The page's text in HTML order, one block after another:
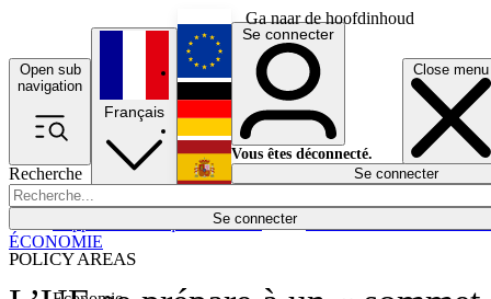
Ga naar de hoofdinhoud
Open sub
navigation
Close menu
Recherche
Se connecter
POLICY AREAS
Économie
Français
English
Deutsch
Español
Se connecter
Vous êtes déconnecté.
Se connecter
ÉCONOMIE